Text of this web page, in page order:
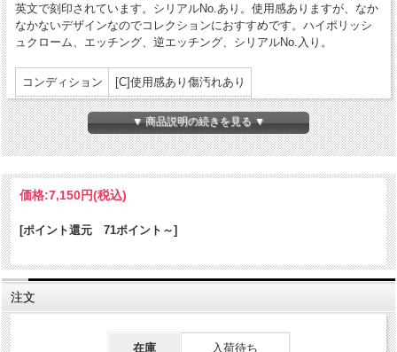
英文で刻印されています。シリアルNo.あり。使用感ありますが、なか
なかないデザインなのでコレクションにおすすめです。ハイポリッシ
ュクローム、エッチング、逆エッチング、シリアルNo.入り。
コンディション [C]使用感あり傷汚れあり
製造年月 2000年1月
製造国 アメリカ合衆国
付属品
パッケージ:なし
※Zippo本体の底（ボトム）の製造年・月とインサイドユニットの製造
年・月は、一致しない場合がございます。ストックを利用する関係上
※当店では真贋確認の上、簡易クリーニング、フリントの発火ができ
▼ 商品説明の続きを見る ▼
価格:7,150円(税込)
[ポイント還元 71ポイント～]
注文
在庫 入荷待ち